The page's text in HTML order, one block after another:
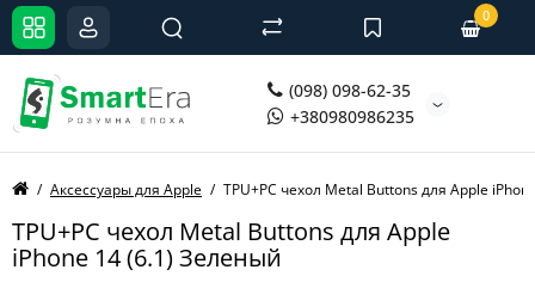
(098) 098-62-35
+380980986235
0
Аксессуары для Apple TPU+PC чехол Metal Buttons для Apple
TPU+PC чехол Metal Buttons для Apple
iPhone 14 (6.1) Зеленый